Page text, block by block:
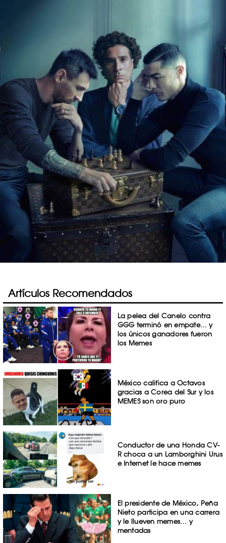
Artículos Recomendados
La pelea del Canelo contra
GGG terminó en empate… y
los únicos ganadores fueron
los Memes
México califica a Octavos
gracias a Corea del Sur y los
MEMES son oro puro
Conductor de una Honda CV-
R choca a un Lamborghini Urus
e Internet le hace memes
El presidente de México, Peña
Nieto participa en una carrera
y le llueven memes… y
mentadas